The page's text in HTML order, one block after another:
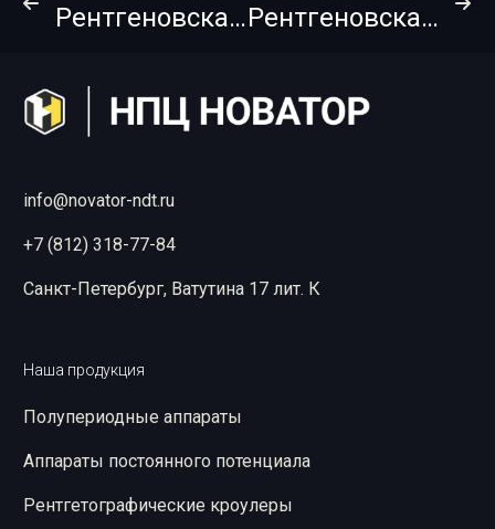
Рентгеновская пленка KODAK (Carestream) Industrex HS800 NIF 30х40 Рентгеновская пленка KODAK (Carestream) Industrex MX125 NIF 30х40
info@novator-ndt.ru
+7 (812) 318-77-84
Санкт-Петербург, Ватутина 17 лит. К
Наша продукция
Полупериодные аппараты
Аппараты постоянного потенциала
Рентгетографические кроулеры